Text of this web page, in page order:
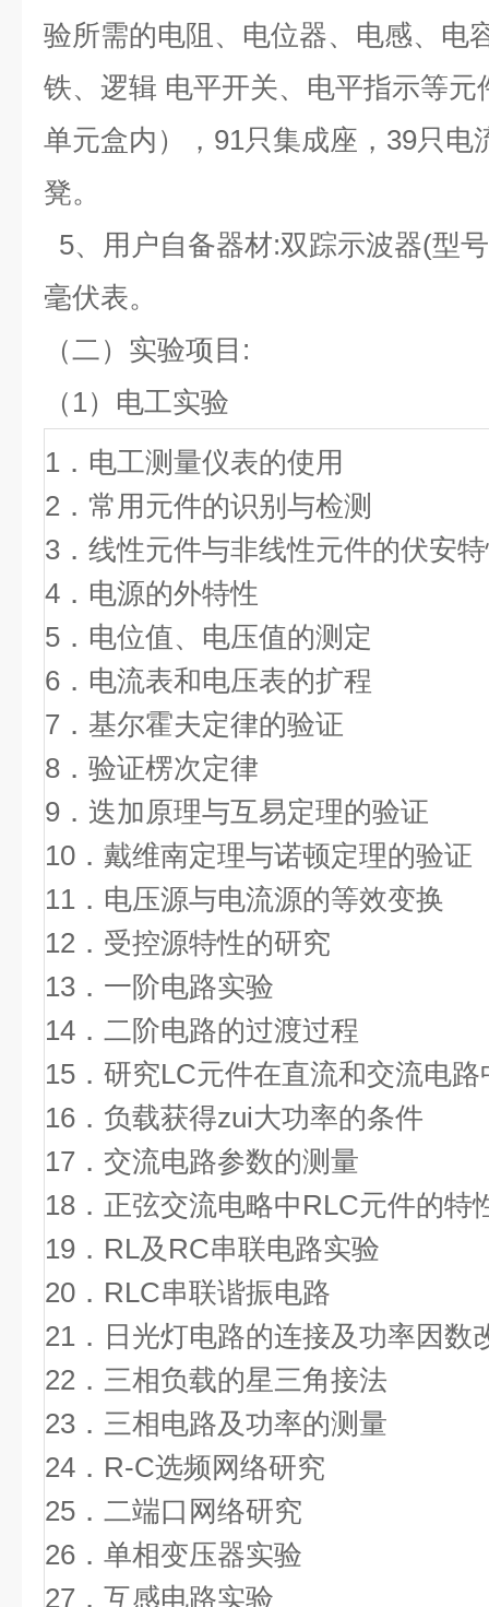
验所需的电阻、电位器、电感、电
铁、逻辑 电平开关、电平指示等
单元盒内），91只集成座，39只电
凳。
5、用户自备器材:双踪示波器(型
毫伏表。
（二）实验项目:
（1）电工实验
1．电工测量仪表
2．常用元件的识别
3．线性元件与非线性元件的伏安
4．电源的
5．电位值、电压值
6．电流表和电压表的扩程
7．基尔霍夫定律
8．验证楞次
9．迭加原理与互易定
10．戴维南定理与诺顿
11．电压源与电流源的等效变换
12．受控源特性的研究
13．一阶电路实验
14．二阶电路的过渡过程
15．研究LC元件在直流和交流电
16．负载获得zui大功率的条件
17．交流电路参数的测量
18．正弦交流电略中RLC元件的特
19．RL及RC串联电路实验
20．RLC串联谐振电路
21．日光灯电路的连接及功率因数
22．三相负载的星三角接法
23．三相电路及功率的测量
24．R-C选频网络研究
25．二端口网络研究
26．单相变压器实验
27．互感电路实验